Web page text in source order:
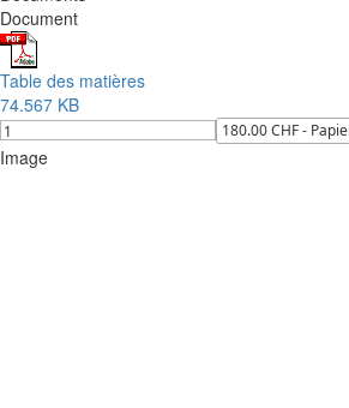
Document
Table des matières
74.567 KB
Image